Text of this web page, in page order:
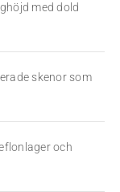
med dold
skenor som
och